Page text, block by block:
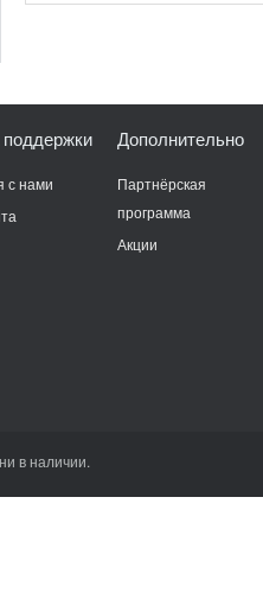
с нами
Дополнительно
Партнёрская
программа
Акции
в наличии.